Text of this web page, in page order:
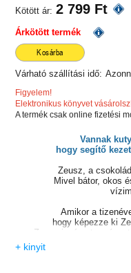
Kötött ár: 2 799 Ft
Árkötött termék
Kosárba
Várható szállítási idő:
Figyelem!
Elektronikus könyvet
A termék csak online fizetési
Vannak
hogy segítő
Zeusz, a
Mivel bátor, okos
Amikor a
hogy képezze ki
Zeusz izgága
és ami még
hogy elválasztják őt
+ kinyit